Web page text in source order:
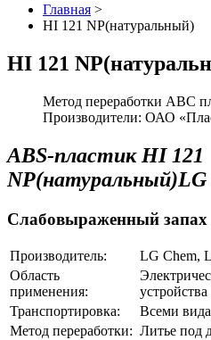
Главная >
HI 121 NP(натуральный)
HI 121
Метод переработки ABC
Производители: ОАО
ABS-пластик HI 121
Слабовыраженный запах
Производитель:
LG Chem,
Область
применения:
устройства
Транспортировка:
Всеми
Метод переработки: Литье под